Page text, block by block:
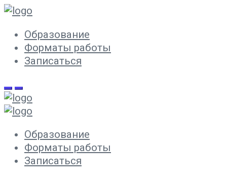
Образование
Форматы работы
Записаться
Образование
Форматы работы
Записаться